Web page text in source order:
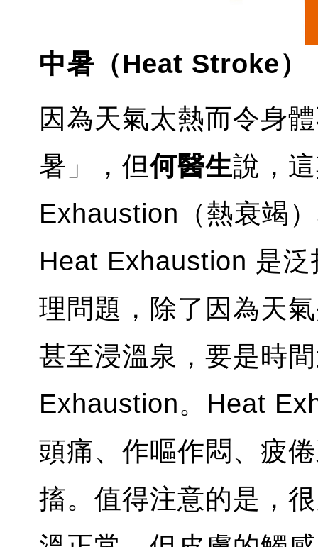
中暑（Heat Stroke）
因為天氣太熱而令身
暑」，但何醫生說，
Exhaustion（熱衰竭
Heat Exhaustion 是
理問題，除了因為天
甚至浸溫泉，要是時
Exhaustion。Heat
頭痛、作嘔作悶、疲
搐。值得注意的是，